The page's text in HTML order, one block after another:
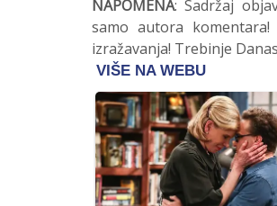
NAPOMENA: Sadržaj
samo autora
izražavanja! Trebinje